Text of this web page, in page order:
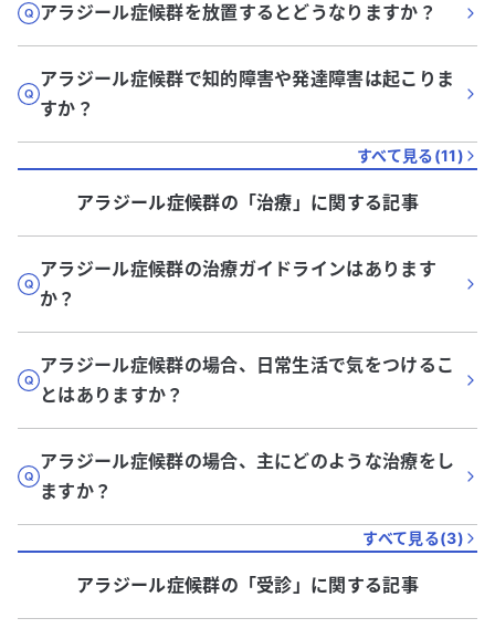
アラジール症候群を放置するとどうなりますか？
アラジール症候群で知的障害や発達障害は起こりま
すか？
すべて見る(11)
アラジール症候群の「治療 」に関する記事
アラジール症候群の治療ガイドラインはあります
か？
アラジール症候群の場合、日常生活で気をつけるこ
とはありますか？
アラジール症候群の場合、主にどのような治療をし
ますか？
すべて見る(3)
アラジール症候群の「受診 」に関する記事